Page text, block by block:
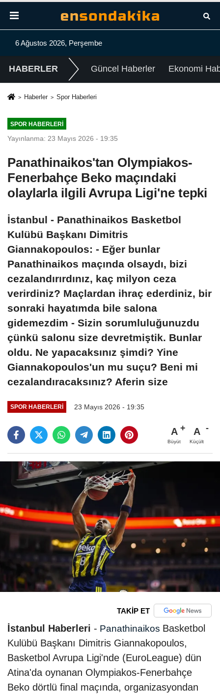
6 Ağustos 2026, Perşembe
HABERLER Güncel Haberler Ekonomi
Haberler Spor Haberleri
SPOR HABERLERI
Yayınlanma: 23 Mayıs 2026 - 19:35
Panathinaikos'tan Olympiakos-
Fenerbahçe Beko maçındaki
olaylarla ilgili Avrupa Ligi'ne tepki
İstanbul - Panathinaikos Basketbol
Kulübü Başkanı Dimitris
Giannakopoulos: - Eğer bunlar
Panathinaikos maçında olsaydı, bizi
cezalandırırdınız, kaç milyon ceza
verirdiniz? Maçlardan ihraç ederdiniz, bir
sonraki hayatımda bile salona
gidemezdim - Sizin sorumluluğunuzdu
çünkü salonu size devretmiştik. Bunlar
oldu. Ne yapacaksınız şimdi? Yine
Giannakopoulos'un mu suçu? Beni mi
cezalandıracaksınız? Aferin size
SPOR HABERLERI 23 Mayıs 2026 - 19:35
A
Büyüt
A
Küçült
TAKİP ET
İstanbul Haberleri - Panathinaikos Basketbol
Kulübü Başkanı Dimitris Giannakopoulos,
Basketbol Avrupa Ligi'nde (EuroLeague) dün
Atina'da oynanan Olympiakos-Fenerbahçe
Beko dörtlü final maçında, organizasyondan